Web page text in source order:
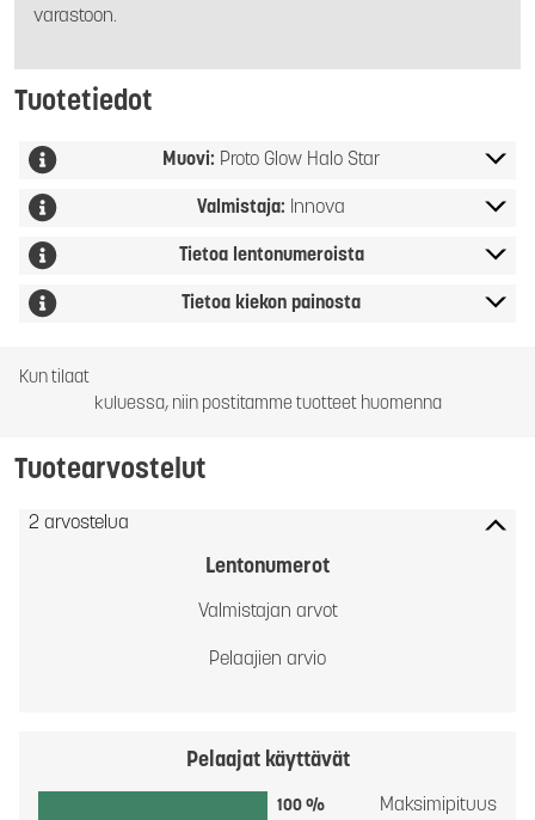
varastoon.
Tuotetiedot
Muovi: Proto Glow Halo Star
Valmistaja: Innova
Tietoa lentonumeroista
Tietoa kiekon painosta
Kun tilaat
kuluessa, niin postitamme tuotteet huomenna
Tuotearvostelut
2 arvostelua
Lentonumerot
Valmistajan arvot
Pelaajien arvio
Pelaajat käyttävät
100 % Maksimipituus